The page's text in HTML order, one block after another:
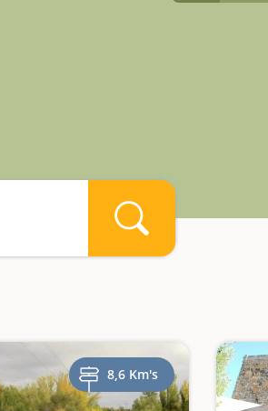
8,6 Km's